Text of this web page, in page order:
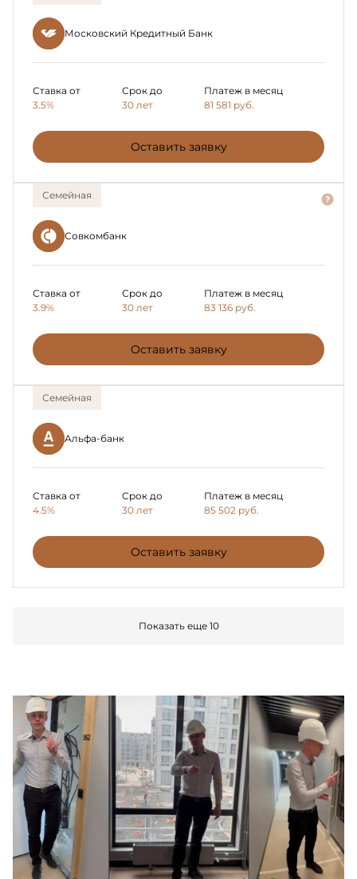
Московский Кредитный Банк
Ставка от
3.5%
Срок до
30 лет
Платеж в месяц
81 581 руб.
Оставить заявку
Семейная
Совкомбанк
Ставка от
3.9%
Срок до
30 лет
Платеж в месяц
83 136 руб.
Оставить заявку
Семейная
Альфа-банк
Ставка от
4.5%
Срок до
30 лет
Платеж в месяц
85 502 руб.
Оставить заявку
Показать еще 10